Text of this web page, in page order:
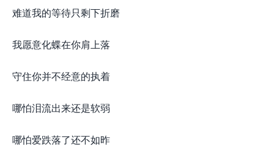
难道我的等待只剩下折磨
我愿意化蝶在你肩上落
守住你并不经意的执着
哪怕泪流出来还是软弱
哪怕爱跌落了还不如昨